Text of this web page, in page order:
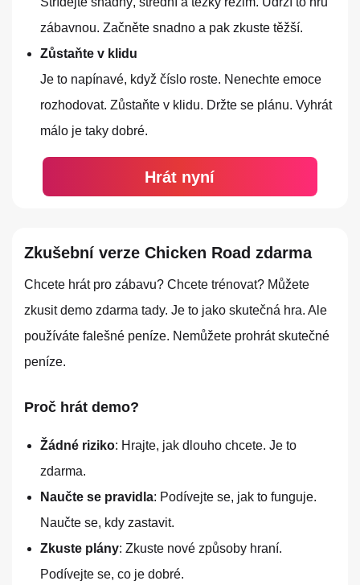
zábavnou. Začněte snadno a pak zkuste těžší.
Zůstaňte v klidu
Je to napínavé, když číslo roste. Nenechte emoce
rozhodovat. Zůstaňte v klidu. Držte se plánu. Vyhrát
málo je taky dobré.
Hrát nyní
Zkušební verze Chicken Road zdarma
Chcete hrát pro zábavu? Chcete trénovat? Můžete
zkusit demo zdarma tady. Je to jako skutečná hra. Ale
používáte falešné peníze. Nemůžete prohrát skutečné
peníze.
Proč hrát demo?
Žádné riziko: Hrajte, jak dlouho chcete. Je to
zdarma.
Naučte se pravidla: Podívejte se, jak to funguje.
Naučte se, kdy zastavit.
Zkuste plány: Zkuste nové způsoby hraní.
Podívejte se, co je dobré.